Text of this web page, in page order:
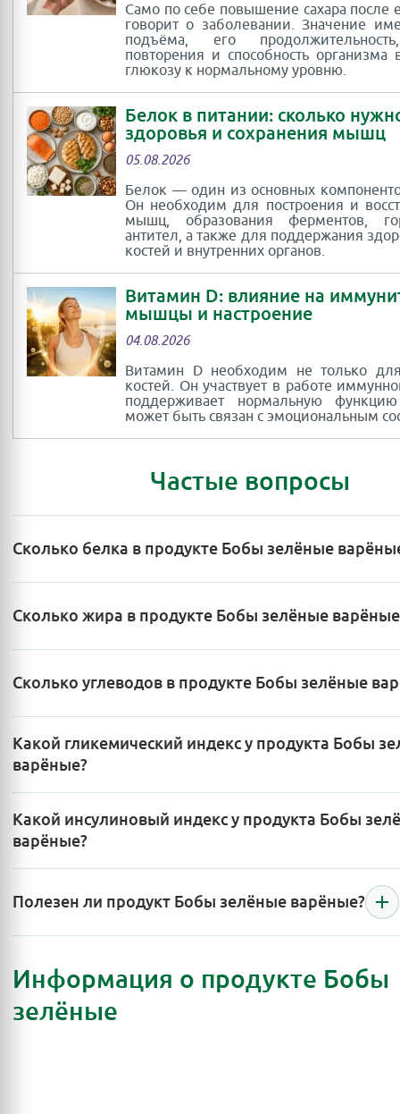
Само по себе повышение сахара после
говорит о заболевании. Значение
подъёма, его
повторения и способность организма
глюкозу к нормальному уровню.
Белок в питании: сколько
здоровья и сохранения мышц
05.08.2026
Белок — один из основных
Он необходим для построения и
мышц, образования ферментов,
антител, а также для поддержания
костей и внутренних органов.
Витамин D: влияние на
мышцы и настроение
04.08.2026
Витамин D необходим не только
костей. Он участвует в работе
поддерживает нормальную
может быть связан с эмоциональным
Частые вопросы
Сколько белка в продукте Бобы зелёные
Сколько жира в продукте Бобы зелёные
Сколько углеводов в продукте Бобы зелёные
Какой гликемический индекс у продукта Бобы
варёные?
Какой инсулиновый индекс у продукта Бобы
варёные?
Полезен ли продукт Бобы зелёные варёные?
Информация о продукте Бобы
зелёные